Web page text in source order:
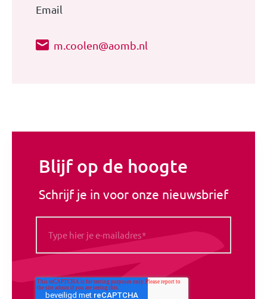
Email
m.coolen@aomb.nl
Blijf op de hoogte
Schrijf je in voor onze nieuwsbrief